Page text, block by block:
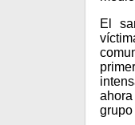
El
grupo